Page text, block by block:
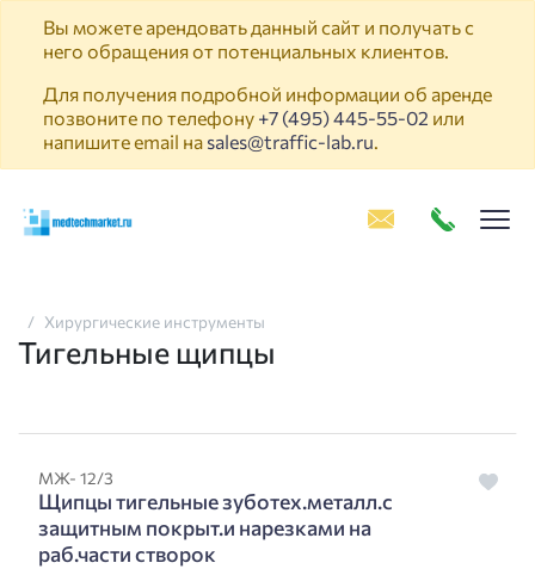
Вы можете арендовать данный сайт и получать с
него обращения от потенциальных клиентов.
Для получения подробной информации об аренде
позвоните по телефону +7 (495) 445-55-02 или
напишите email на sales@traffic-lab.ru.
Хирургические инструменты
Тигельные щипцы
МЖ- 12/3
Щипцы тигельные зуботех.металл.с
защитным покрыт.и нарезками на
раб.части створок